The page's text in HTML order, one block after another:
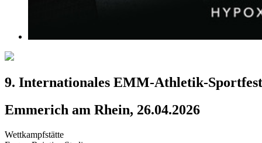
9. Internationales EMM-Athletik-Sportfest
Emmerich am Rhein, 26.04.2026
Wettkampfstätte